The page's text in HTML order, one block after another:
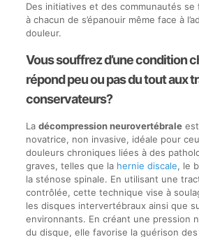
Des initiatives et des communautés
à chacun de s’épanouir même face à
douleur.
Vous souffrez d’une condition
répond peu ou pas du tout aux
conservateurs?
La décompression neurovertébraleest
novatrice, non invasive, idéale pour
douleurs chroniques liées à des
graves, telles que la hernie discale, le
la sténose spinale. En utilisant une
contrôlée, cette technique vise à
les disques intervertébraux ainsi que
environnants. En créant une pression
du disque, elle favorise la guérison